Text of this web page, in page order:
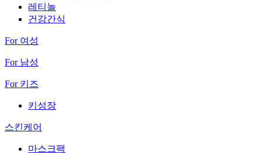
레티놀
건강간식
For 여성
For 남성
For 키즈
키성장
스킨케어
마스크팩